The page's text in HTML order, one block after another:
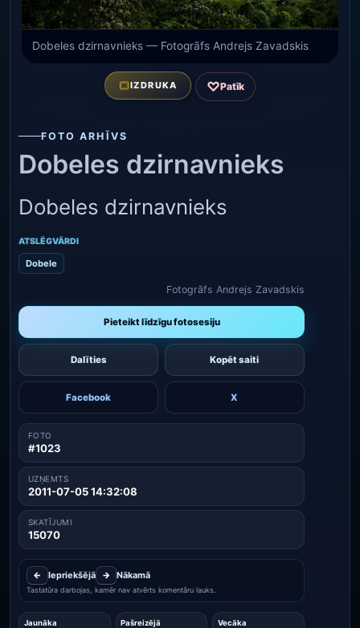
Dobeles dzirnavnieks — Fotogrāfs Andrejs Zavadskis
IZDRUKA ♡Patīk
FOTO ARHĪVS
Dobeles dzirnavnieks
Dobeles dzirnavnieks
ATSLĒGVĀRDI
Dobele
Fotogrāfs Andrejs Zavadskis
Pieteikt līdzīgu fotosesiju
Dalīties Kopēt saiti
Facebook X
FOTO
#1023
UZŅEMTS
2011-07-05 14:32:08
SKATĪJUMI
15070
← Iepriekšējā → Nākamā
Tastatūra darbojas, kamēr nav atvērts komentāru lauks.
Jaunāka Pašreizējā Vecāka